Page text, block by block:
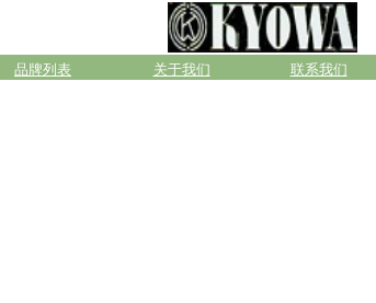
品牌列表 关于我们 联系我们